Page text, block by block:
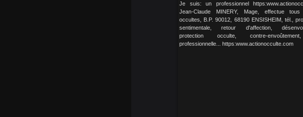
Je suis: un professionnel
Jean-Claude MINERY, Mage, effectue tous
occultes, B.P. 90012, 68190 ENSISHEIM, tél.,
sentimentale, retour d'affection,
protection occulte, contre-
professionnelle... https:www.actionocculte.com